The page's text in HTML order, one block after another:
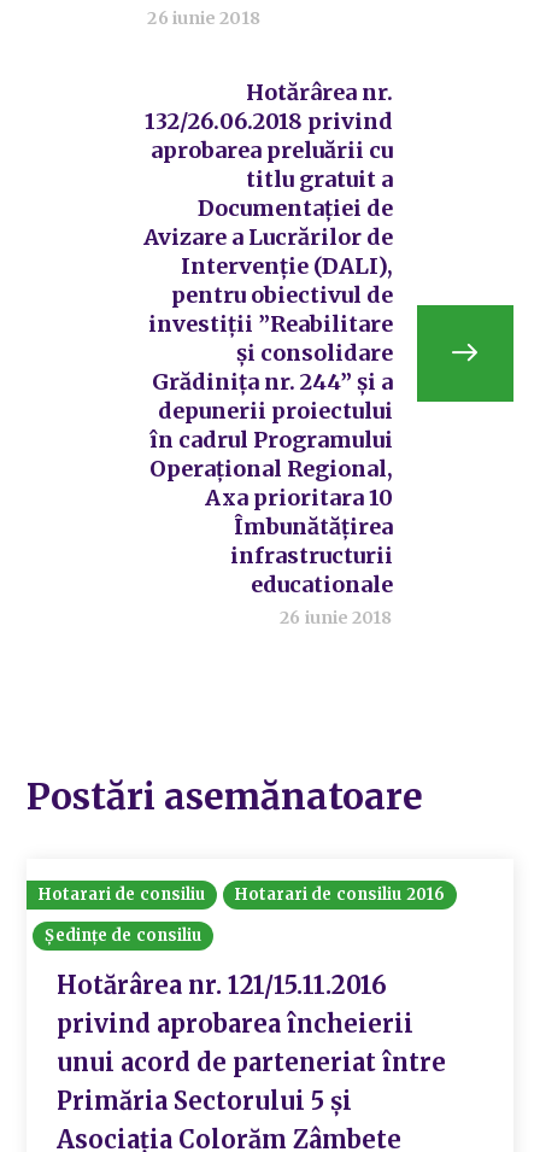
26 iunie 2018
Hotărârea nr.
132/26.06.2018 privind
aprobarea preluării cu
titlu gratuit a
Documentației de
Avizare a Lucrărilor de
Intervenție (DALI),
pentru obiectivul de
investiții ”Reabilitare
și consolidare
Grădinița nr. 244” și a
depunerii proiectului
în cadrul Programului
Operațional Regional,
Axa prioritara 10
Îmbunătățirea
infrastructurii
educationale
26 iunie 2018
Postări asemănatoare
Hotarari de consiliu
Hotarari de consiliu 2016
Ședințe de consiliu
Hotărârea nr. 121/15.11.2016
privind aprobarea încheierii
unui acord de parteneriat între
Primăria Sectorului 5 şi
Asociaţia Colorăm Zâmbete